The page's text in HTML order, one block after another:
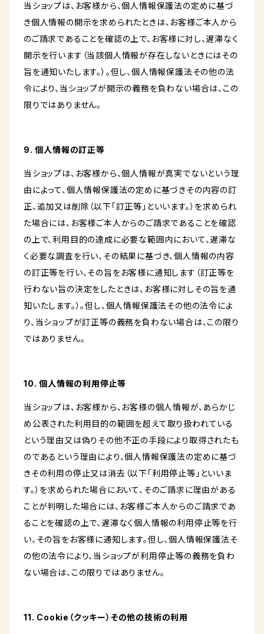
当ショップは、お客様から、個人情報保護法の定めに基づ
き個人情報の開示を求められたときは、お客様ご本人から
のご請求であることを確認の上で、お客様に対し、遅滞なく
開示を行います（当該個人情報が存在しないときにはその
旨を通知いたします。）。但し、個人情報保護法その他の法
令により、当ショップが開示の義務を負わない場合は、この
限りではありません。
9. 個人情報の訂正等
当ショップは、お客様から、個人情報が真実でないという理
由によって、個人情報保護法の定めに基づきその内容の訂
正、追加又は削除（以下「訂正等」といいます。）を求められ
た場合には、お客様ご本人からのご請求であることを確認
の上で、利用目的の達成に必要な範囲内において、遅滞な
く必要な調査を行い、その結果に基づき、個人情報の内容
の訂正等を行い、その旨をお客様に通知します（訂正等を
行わない旨の決定をしたときは、お客様に対しその旨を通
知いたします。）。但し、個人情報保護法その他の法令によ
り、当ショップが訂正等の義務を負わない場合は、この限り
ではありません。
10. 個人情報の利用停止等
当ショップは、お客様から、お客様の個人情報が、あらかじ
め公表された利用目的の範囲を超えて取り扱われている
という理由又は偽りその他不正の手段により取得されたも
のであるという理由により、個人情報保護法の定めに基づ
きその利用の停止又は消去（以下「利用停止等」といいま
す。）を求められた場合において、そのご請求に理由がある
ことが判明した場合には、お客様ご本人からのご請求であ
ることを確認の上で、遅滞なく個人情報の利用停止等を行
い、その旨をお客様に通知します。但し、個人情報保護法そ
の他の法令により、当ショップが利用停止等の義務を負わ
ない場合は、この限りではありません。
11. Cookie（クッキー）その他の技術の利用